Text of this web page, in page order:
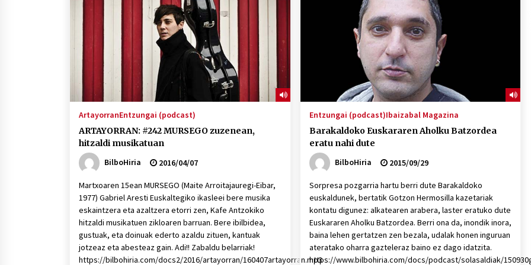
protagonista
2026/07/16
POTTO: San Pedro jaietako bertso-
2026/07/09
Larunbatean Plentziako Itsas
Martxa ospatuko da
2026/07/07
Auritz Iñurrietaren margoak
ikusgai Uribitarte40 aretoan
SOINUGELA: Paul McCartney eta
Ringo Starr-en lan berriak
ArtayorranEntzungai (podcast)
ARTAYORRAN: #242 MURSEGO zuzenean,
hitzaldi musikatuan
BilboHiria
2016/04/07
Martxoaren 15ean MURSEGO (Maite Arroitajauregi-Eibar,
1977) Gabriel Aresti Euskaltegiko ikasleei bere musika
eskaintzera eta azaltzera etorri zen, Kafe Antzokiko
hitzaldi musikatuen zikloaren barruan. Bere ibilbidea,
gustuak, eta doinuak ederto azaldu zituen, kantuak
jotzeaz eta abesteaz gain. Adi!! Zabaldu belarriak!
https://bilbohiria.com/docs2/2016/artayorran/160407artayorran.mp3
Entzungai (podcast)Ibaizabal Magazina
Barakaldoko Euskararen Aholku Batzordea
eratu nahi dute
BilboHiria
2015/09/29
Sorpresa pozgarria hartu berri dute Barakaldoko
euskaldunek, bertatik Gotzon Hermosilla kazetariak
kontatu digunez: alkatearen arabera, laster eratuko dute
Euskararen Aholku Batzordea. Berri ona da, inondik inora,
baina lehen gertatzen zen bezala, udalak honen inguruan
ateratako oharra gazteleraz baino ez dago idatzita.
https://www.bilbohiria.com/docs/podcast/solasaldiak/